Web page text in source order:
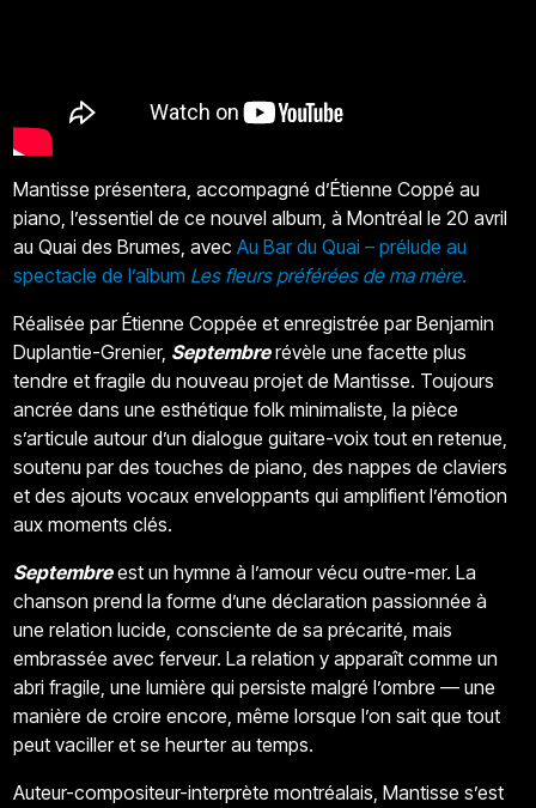
Mantisse présentera, accompagné d’Étienne Coppé au
piano, l’essentiel de ce nouvel album, à Montréal le 20 avril
au Quai des Brumes, avecAu Bar du Quai – prélude au
spectacle de l’album Les fleurs préférées de ma mère.
Réalisée par Étienne Coppée et enregistrée par Benjamin
Duplantie-Grenier, Septembrerévèle une facette plus
tendre et fragile du nouveau projet de Mantisse. Toujours
ancrée dans une esthétique folk minimaliste, la pièce
s’articule autour d’un dialogue guitare-voix tout en retenue,
soutenu par des touches de piano, des nappes de claviers
et des ajouts vocaux enveloppants qui amplifient l’émotion
aux moments clés.
Septembreest un hymne à l’amour vécu outre-mer. La
chanson prend la forme d’une déclaration passionnée à
une relation lucide, consciente de sa précarité, mais
embrassée avec ferveur. La relation y apparaît comme un
abri fragile, une lumière qui persiste malgré l’ombre — une
manière de croire encore, même lorsque l’on sait que tout
peut vaciller et se heurter au temps.
Auteur-compositeur-interprète montréalais, Mantisse s’est